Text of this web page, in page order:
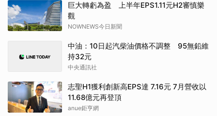
巨大轉虧為盈 上半年EPS1.11元H2審慎樂
觀
NOWNEWS今日新聞
中油：10日起汽柴油價格不調整 95無鉛維
持32元
中央通訊社
志聖H1獲利創新高EPS達 7.16元 7月營收以
11.68億元再登頂
anue鉅亨網